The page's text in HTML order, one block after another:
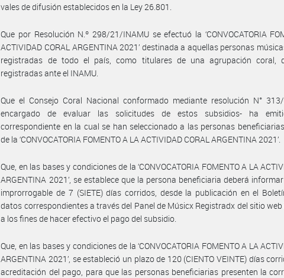
vales de difusión establecidos en la Ley 26.801.
Que por Resolución N.º 298/21/INAMU se efectuó la ‘CONVOCATORIA
ACTIVIDAD CORAL ARGENTINA 2021’ destinada a aquellas personas
registradas de todo el país, como titulares de una agrupación coral,
registradas ante el INAMU.
Que el Consejo Coral Nacional conformado mediante resolución N°
encargado de evaluar las solicitudes de estos subsidios- ha
correspondiente en la cual se han seleccionado a las personas
de la ‘CONVOCATORIA FOMENTO A LA ACTIVIDAD CORAL ARGENTINA 2021’.
Que, en las bases y condiciones de la ‘CONVOCATORIA FOMENTO A LA
ARGENTINA 2021’, se establece que la persona beneficiaria deberá
improrrogable de 7 (SIETE) días corridos, desde la publicación en el
datos correspondientes a través del Panel de Músicx Registradx del sitio
a los fines de hacer efectivo el pago del subsidio.
Que, en las bases y condiciones de la ‘CONVOCATORIA FOMENTO A LA
ARGENTINA 2021’, se estableció un plazo de 120 (CIENTO VEINTE) días
acreditación del pago, para que las personas beneficiarias presenten la